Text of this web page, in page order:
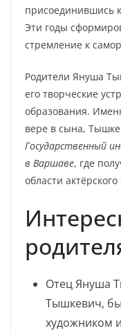
присоединившись
Эти годы
стремление к
Родители Януша
его творческие
образования.
вере в сына,
Государственный
в Варшаве, где
области
Отец Януша
Тышкевич,
художником